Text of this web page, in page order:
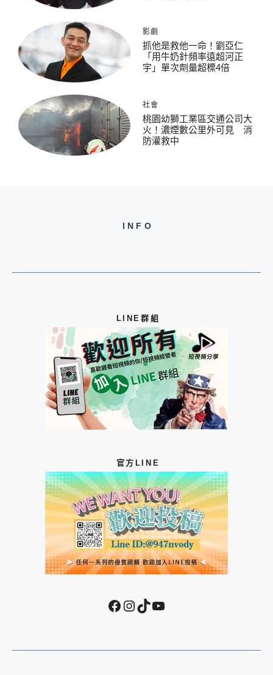
影劇
抓他是救他一命！劉亞仁
「用牛奶針頻率遠超河正
宇」單次劑量超標4倍
社會
桃園幼獅工業區交通公司大
火！濃煙數公里外可見 消
防灌救中
INFO
LINE群組
官方LINE
Facebook
Instagram
TikTokYouTube